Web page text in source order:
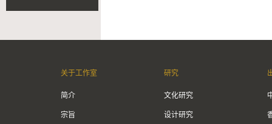
关于工作室
简介
宗旨
研究
文化研究
设计研究